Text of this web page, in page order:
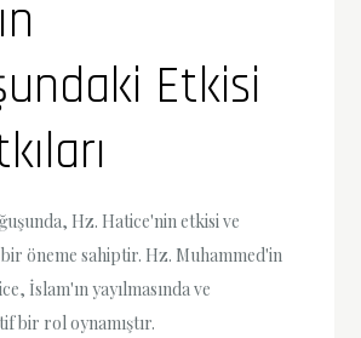
Etkisi
Hz. Hatice'nin etkisi ve
öneme sahiptir. Hz. Muhammed'in
İslam'ın yayılmasında ve
bir rol oynamıştır.